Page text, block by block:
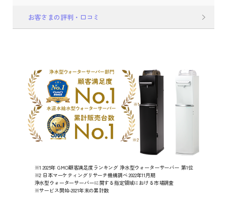
お客さまの評判・口コミ
※1 2025年 GMO顧客満足度ランキング 浄水型ウォーターサーバー 第1位
※2 日本マーケティングリサーチ機構調べ 2022年11月期
浄水型ウォーターサーバーに関する指定領域における市場調査
※サービス開始-2021年末の累計数